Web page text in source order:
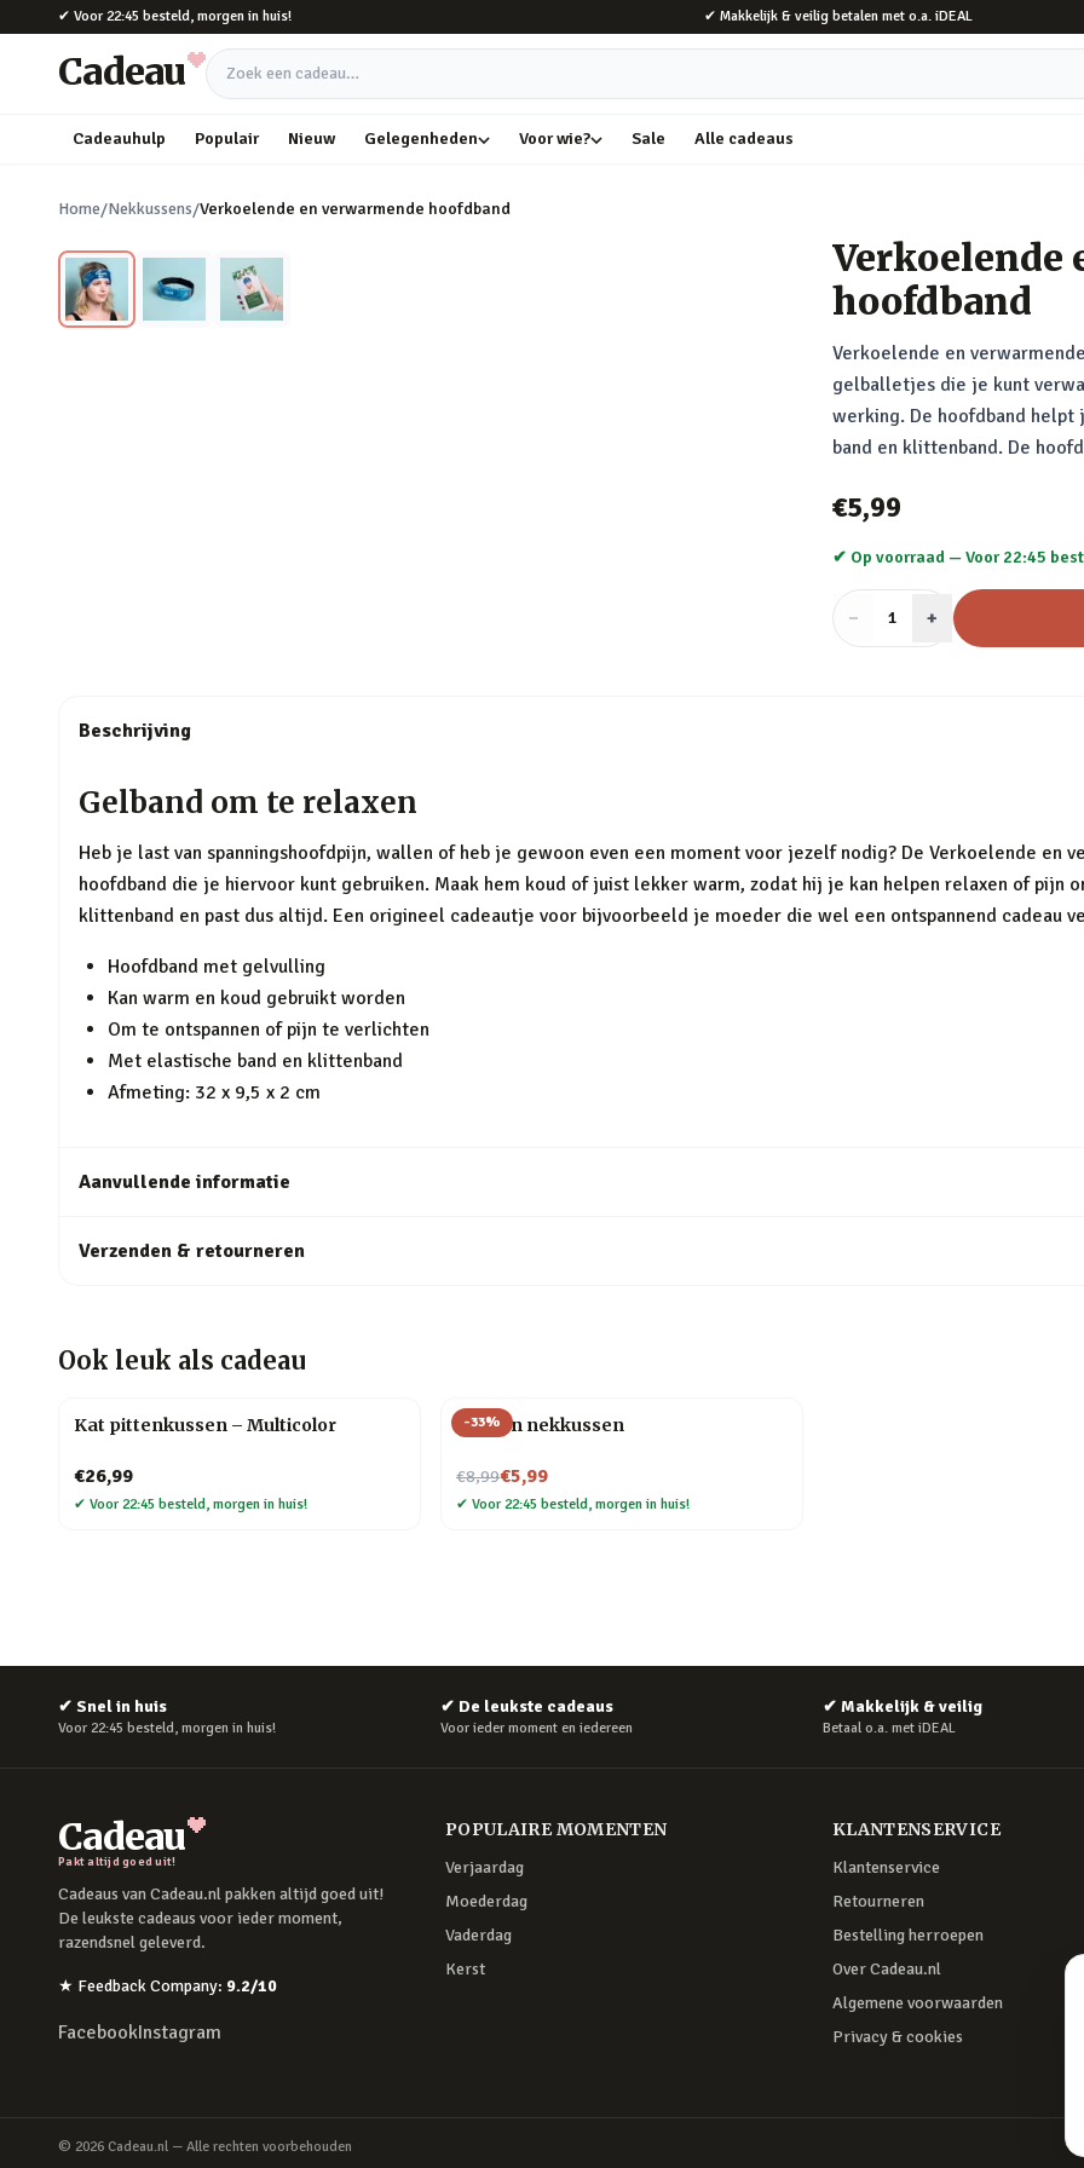
Naar hoofdinhoud
✔ Voor 22:45 besteld, morgen in huis! ✔ Makkelijk & veilig betalen met o.a. iDEAL
Cadeau Zoek een cadeau
Cadeauhulp Populair Nieuw Gelegenheden Voor wie? Sale Alle cadeaus
Home/Nekkussens/Verkoelende en verwarmende hoofdband
Verkoelende
hoofdband
Verkoelende en
gelballetjes die je kunt
werking. De hoofdband
band en klittenband. De
€5,99
✔ Op voorraad —Voor 22:45
− Aantal
1 +
Beschrijving
Gelband om te relaxen
Heb je last van spanningshoofdpijn, wallen of heb je gewoon even een moment voor jezelf nodig? De Verkoelende en
hoofdband die je hiervoor kunt gebruiken. Maak hem koud of juist lekker warm, zodat hij je kan helpen relaxen of pijn
klittenband en past dus altijd. Een origineel cadeautje voor bijvoorbeeld je moeder die wel een ontspannend cadeau
Hoofdband met gelvulling
Kan warm en koud gebruikt worden
Om te ontspannen of pijn te verlichten
Met elastische band en klittenband
Afmeting: 32 x 9,5 x 2 cm
Aanvullende informatie
Verzenden & retourneren
Ook leuk als cadeau
Kat pittenkussen – Multicolor
€26,99
✔ Voor 22:45 besteld, morgen in huis!
-33%
Citroen nekkussen
€8,99
Nu voor€5,99
✔ Voor 22:45 besteld, morgen in huis!
✔ Snel in huis
Voor 22:45 besteld, morgen in huis!
✔ De leukste cadeaus
Voor ieder moment en iedereen
✔ Makkelijk & veilig
Betaal o.a. met iDEAL
Cadeau
Pakt altijd goed uit!
Cadeaus van Cadeau.nl pakken altijd goed uit!
De leukste cadeaus voor ieder moment,
razendsnel geleverd.
★ Feedback Company: 9.2/10
FacebookInstagram
POPULAIRE MOMENTEN
Verjaardag
Moederdag
Vaderdag
Kerst
KLANTENSERVICE
Klantenservice
Retourneren
Bestelling herroepen
Over Cadeau.nl
Algemene voorwaarden
Privacy & cookies
© 2026 Cadeau.nl — Alle rechten voorbehouden